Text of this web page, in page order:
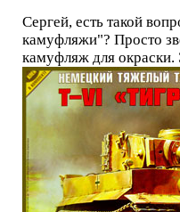
Сергей, есть такой
камуфляжи"? Просто
камуфляж для окраски.